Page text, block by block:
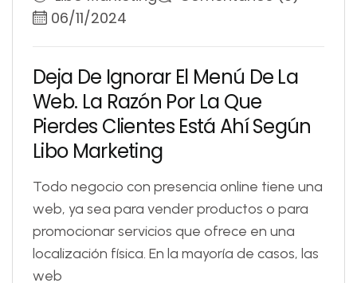
06/11/2024
Deja De Ignorar El Menú De La
Web. La Razón Por La Que
Pierdes Clientes Está AhíSegún
Libo Marketing
Todo negocio con presencia online tiene una
web, ya sea para vender productos o para
promocionar servicios que ofrece en una
localización física. En la mayoría de casos, las
web